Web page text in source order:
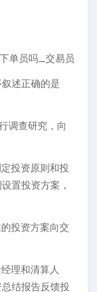
述正确的是
调查研究，向
投资原则和投
置投资方案，
投资方案向交
理和清算人
结报告反馈投